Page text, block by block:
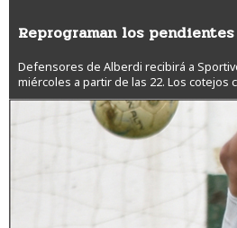
Reprograman los
Defensores de Alberdi recibirá a
miércoles a partir de las 22. Los